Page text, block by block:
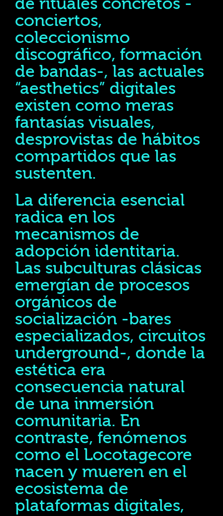
conciertos,
coleccionismo
discográfico, formación
de bandas-, las actuales
“aesthetics” digitales
existen como meras
fantasías visuales,
desprovistas de hábitos
compartidos que las
sustenten.
La diferencia esencial
radica en los
mecanismos de
adopción identitaria.
Las subculturas clásicas
emergían de procesos
orgánicos de
socialización -bares
especializados, circuitos
underground-, donde la
estética era
consecuencia natural
de una inmersión
comunitaria. En
contraste, fenómenos
como el Locotagecore
nacen y mueren en el
ecosistema de
plataformas digitales,